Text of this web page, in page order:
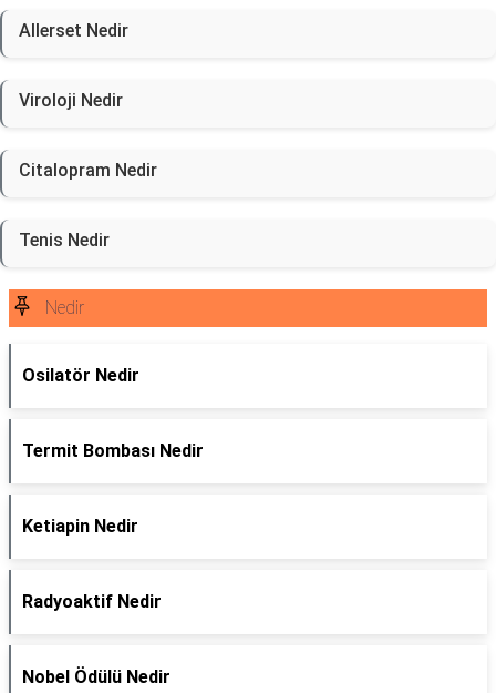
Allerset Nedir
Viroloji Nedir
Citalopram Nedir
Tenis Nedir
Nedir
Osilatör Nedir
Termit Bombası Nedir
Ketiapin Nedir
Radyoaktif Nedir
Nobel Ödülü Nedir